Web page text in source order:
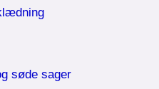
søde sager